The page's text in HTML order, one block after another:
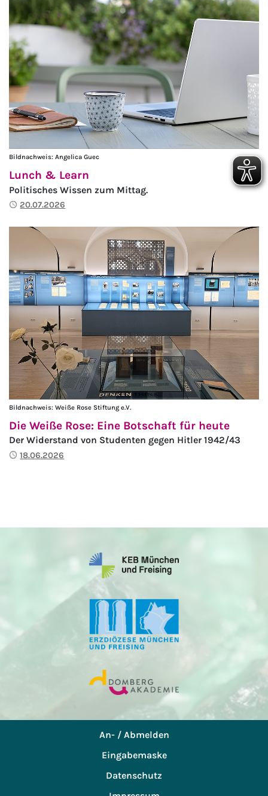
Bildnachweis: Angelica Guec
Lunch & Learn
Politisches Wissen zum Mittag.
Publiziert
20.07.2026
Bildnachweis: Weiße Rose Stiftung e.V.
Die Weiße Rose: Eine Botschaft für heute
Der Widerstand von Studenten gegen Hitler 1942/43
Publiziert
18.06.2026
An- / Abmelden
Eingabemaske
Datenschutz